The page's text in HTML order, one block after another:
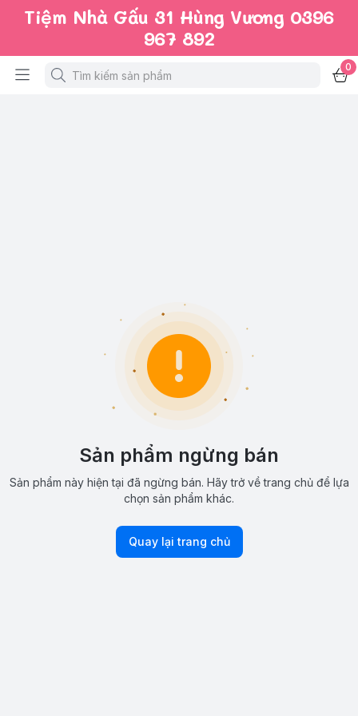
Tiệm Nhà Gấu 31 Hùng Vương 0396
967 892
0
Sản phẩm ngừng bán
Sản phẩm này hiện tại đã ngừng bán. Hãy trở về trang chủ để lựa
chọn sản phẩm khác.
Quay lại trang chủ